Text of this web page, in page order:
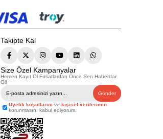
Takipte Kal
Size Özel Kampanyalar
Hemen Kayıt Ol Fırsatlardan Önce Sen Haberdar
Ol!
Gönder
Üyelik koşullarını ve kişisel verilerimin
korunmasını kabul ediyorum.